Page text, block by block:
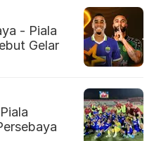
- Piala
Gelar